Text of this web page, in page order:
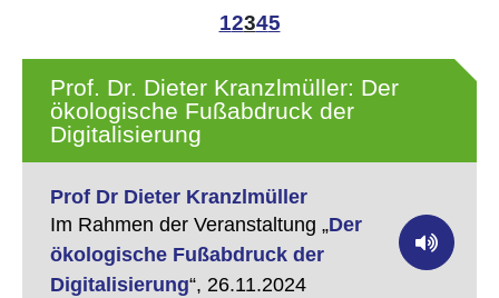
12345
Prof. Dr. Dieter Kranzlmüller: Der
ökologische Fußabdruck der
Digitalisierung
Prof Dr Dieter Kranzlmüller
Im Rahmen der Veranstaltung „Der
ökologische Fußabdruck der
Digitalisierung“, 26.11.2024